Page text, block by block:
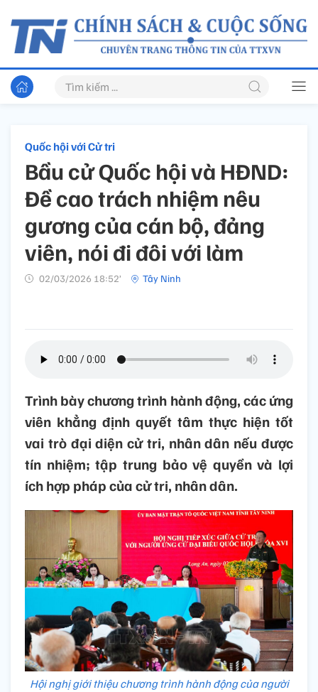
Quốc hội với Cử tri
Bầu cử Quốc hội và HĐND:
Đề cao trách nhiệm nêu
gương của cán bộ, đảng
viên, nói đi đôi với làm
02/03/2026 18:52’ Tây Ninh
Trình bày chương trình hành động, các ứng
viên khẳng định quyết tâm thực hiện tốt
vai trò đại diện cử tri, nhân dân nếu được
tín nhiệm; tập trung bảo vệ quyền và lợi
ích hợp pháp của cử tri, nhân dân.
Hội nghị giới thiệu chương trình hành động của người